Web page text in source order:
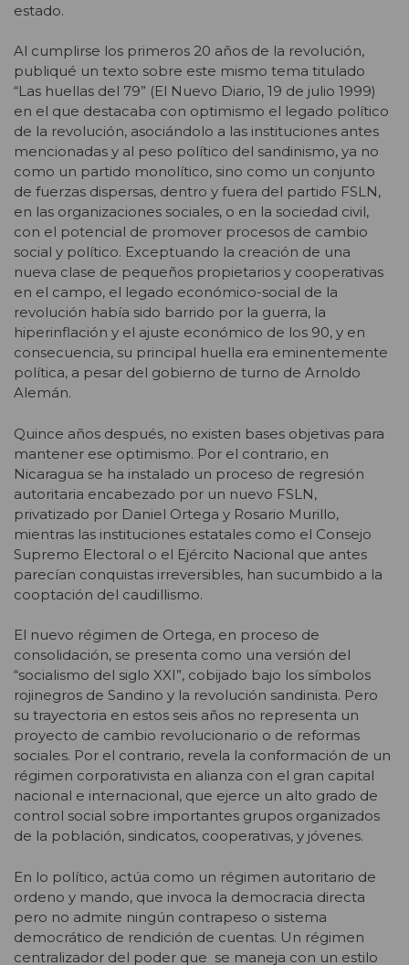
estado.
Al cumplirse los primeros 20 años de la revolución,
publiqué un texto sobre este mismo tema titulado
“Las huellas del 79” (El Nuevo Diario, 19 de julio 1999)
en el que destacaba con optimismo el legado político
de la revolución, asociándolo a las instituciones antes
mencionadas y al peso político del sandinismo, ya no
como un partido monolítico, sino como un conjunto
de fuerzas dispersas, dentro y fuera del partido FSLN,
en las organizaciones sociales, o en la sociedad civil,
con el potencial de promover procesos de cambio
social y político. Exceptuando la creación de una
nueva clase de pequeños propietarios y cooperativas
en el campo, el legado económico-social de la
revolución había sido barrido por la guerra, la
hiperinflación y el ajuste económico de los 90, y en
consecuencia, su principal huella era eminentemente
política, a pesar del gobierno de turno de Arnoldo
Alemán.
Quince años después, no existen bases objetivas para
mantener ese optimismo. Por el contrario, en
Nicaragua se ha instalado un proceso de regresión
autoritaria encabezado por un nuevo FSLN,
privatizado por Daniel Ortega y Rosario Murillo,
mientras las instituciones estatales como el Consejo
Supremo Electoral o el Ejército Nacional que antes
parecían conquistas irreversibles, han sucumbido a la
cooptación del caudillismo.
El nuevo régimen de Ortega, en proceso de
consolidación, se presenta como una versión del
“socialismo del siglo XXI”, cobijado bajo los símbolos
rojinegros de Sandino y la revolución sandinista. Pero
su trayectoria en estos seis años no representa un
proyecto de cambio revolucionario o de reformas
sociales. Por el contrario, revela la conformación de un
régimen corporativista en alianza con el gran capital
nacional e internacional, que ejerce un alto grado de
control social sobre importantes grupos organizados
de la población, sindicatos, cooperativas, y jóvenes.
En lo político, actúa como un régimen autoritario de
ordeno y mando, que invoca la democracia directa
pero no admite ningún contrapeso o sistema
democrático de rendición de cuentas. Un régimen
centralizador del poder que se maneja con un estilo